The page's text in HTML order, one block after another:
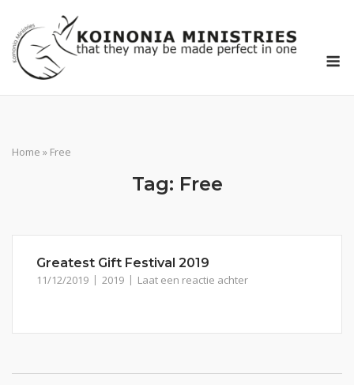
naar
de
inhoud
Home » Free
Tag: Free
Greatest Gift Festival 2019
11/12/2019 2019 Laat een reactie achter